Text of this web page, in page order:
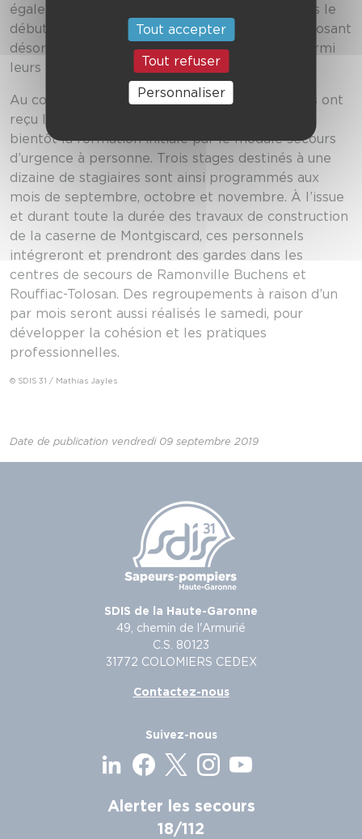
également conviés les maires concernés depuis le
début par la campagne de recrutement et disposant
désormais de sapeurs-pompiers volontaires parmi
leurs administrés .
Au cours de la soirée, 27 hommes et 4 femmes ont
reçu leur arrêté d’engagement. Ils débuteront
bientôt la formation initiale par le module secours
d’urgence à personne. Trois stages destinés à une
dizaine de stagiaires sont ainsi programmés aux
mois de septembre, octobre et novembre. À l’issue
et durant toute la durée des travaux de construction
de la caserne de Montgiscard, ces personnels
intégreront et prendront des gardes dans les
centres de secours de Ramonville Buchens et
Rouffiac-Tolosan. Des regroupements à raison d’un
par mois seront aussi réalisés le samedi, pour
développer la cohésion et les pratiques
professionnelles.
© SDIS 31 / Mathias Jayles
Date de publication vendredi 09 septembre 2019
SDIS de la Haute-Garonne
49, chemin de l'Armurié
C.S. 80123
31772 COLOMIERS CEDEX
Contactez-nous
Suivez-nous
Alerter les secours
18/112
Tout accepter
Tout refuser
Personnaliser